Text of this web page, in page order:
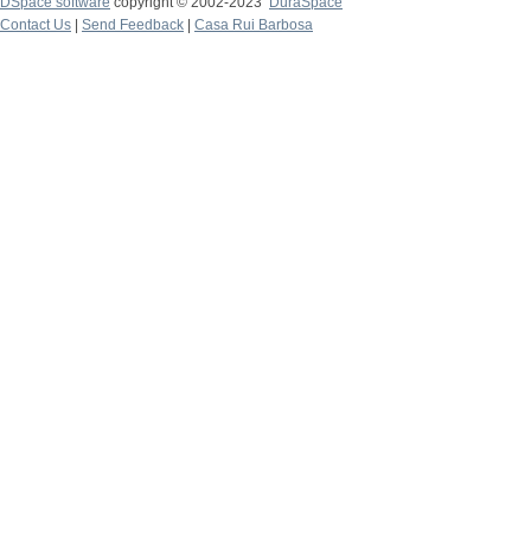
Contact Us
Send Feedback Casa Rui Barbosa